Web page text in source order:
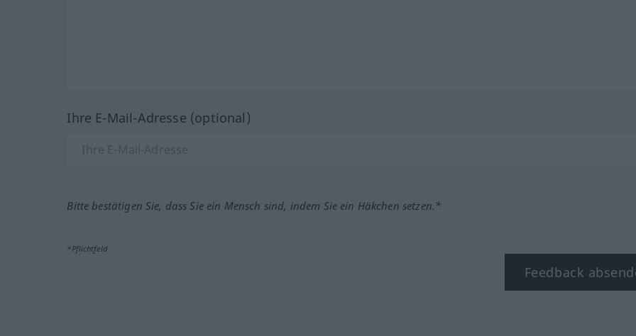
Ihre E-Mail-Adresse (optional)
Bitte bestätigen Sie, dass Sie ein Mensch sind, indem Sie ein Häkchen setzen.*
*Pflichtfeld
Feedback